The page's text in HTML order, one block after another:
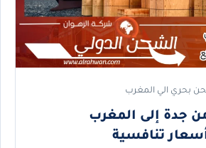
بحري الي المغرب
جدة إلى المغرب